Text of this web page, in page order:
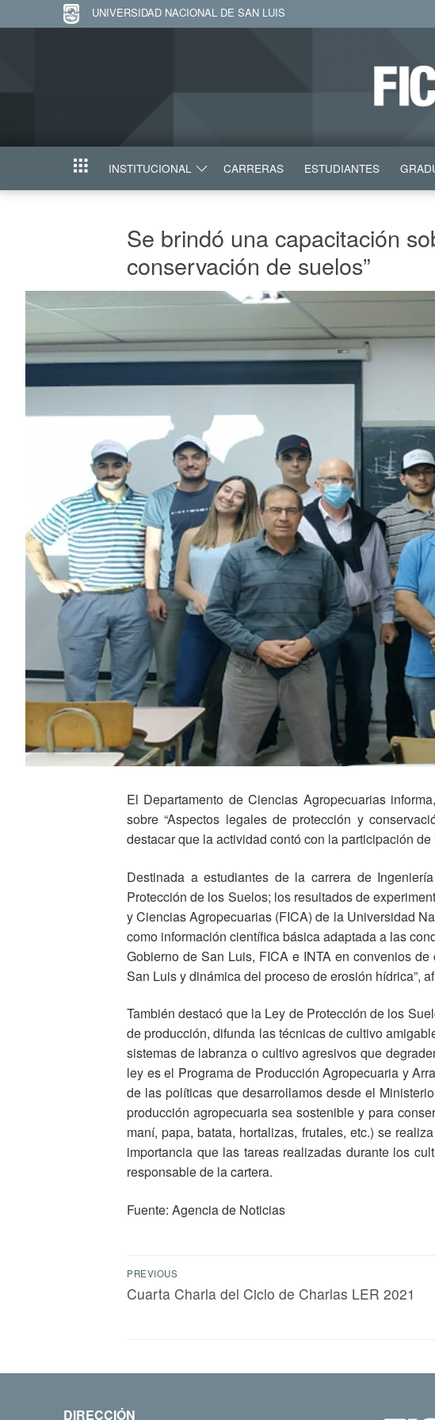
UNIVERSIDAD NACIONAL DE SAN LUIS
INICIO INSTITUCIONAL CARRERAS ESTUDIANTES
Se brindó una capacitación
conservación de suelos”
El Departamento de Ciencias Agropecuarias
sobre “Aspectos legales de protección y
destacar que la actividad contó con la participación
Destinada a estudiantes de la carrera de
Protección de los Suelos; los resultados de
y Ciencias Agropecuarias (FICA) de la Universidad
como información científica básica adaptada a las
Gobierno de San Luis, FICA e INTA en convenios
San Luis y dinámica del proceso de erosión hídrica”,
También destacó que la Ley de Protección de los
de producción, difunda las técnicas de cultivo
sistemas de labranza o cultivo agresivos que
ley es el Programa de Producción Agropecuaria y
de las políticas que desarrollamos desde el
producción agropecuaria sea sostenible y para
maní, papa, batata, hortalizas, frutales, etc.) se
importancia que las tareas realizadas durante los
responsable de la cartera.
Fuente: Agencia de Noticias
PREVIOUS
Cuarta Charla del Ciclo de Charlas LER 2021
DIRECCIÓN